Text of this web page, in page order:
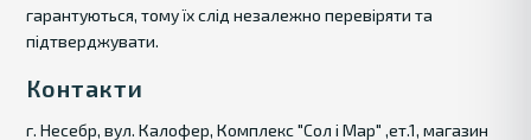
гарантуються, тому їх слід незалежно перевіряти та
підтверджувати.
Контакти
г. Несебр, вул. Калофер, Комплекс "Сол і Мар" ,ет.1, магазин